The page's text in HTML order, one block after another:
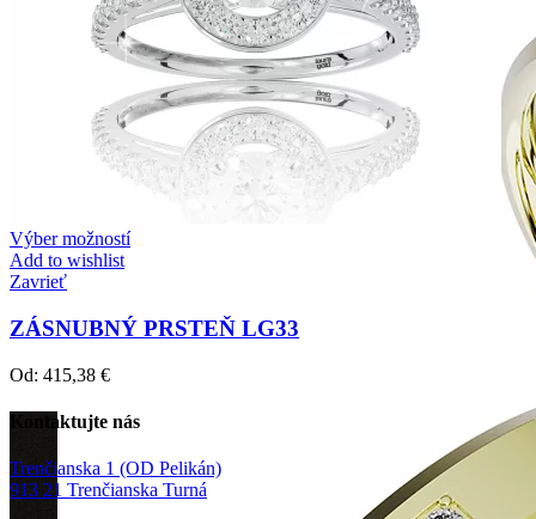
Výber možností
Add to wishlist
Zavrieť
ZÁSNUBNÝ PRSTEŇ LG33
Od: 415,38 €
Kontaktujte nás
Trenčianska 1 (OD Pelikán)
913 21 Trenčianska Turná